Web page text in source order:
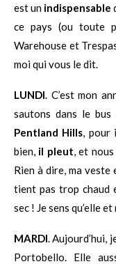
est un indispensable
ce pays (ou toute
Warehouse et
moi qui vous le dit.
LUNDI . C’est mon
sautons dans le
Pentland Hills ,
bien, il pleut , et
Rien à dire, ma
tient pas trop chaud
sec ! Je sens qu’elle
MARDI .
Portobello. Elle